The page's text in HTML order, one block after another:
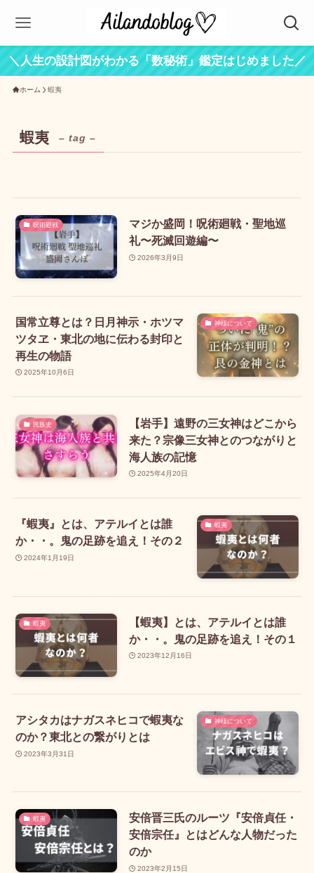
＼人生の設計図がわかる「数秘術」鑑定はじめました／
ホーム 蝦夷
蝦夷 – tag –
呪術廻戦
マジか盛岡！呪術廻戦・聖地巡
礼〜死滅回遊編〜
2026年3月9日
神様について
国常立尊とは？日月神示・ホツマ
ツタヱ・東北の地に伝わる封印と
再生の物語
2025年10月6日
民族史
【岩手】遠野の三女神はどこから
来た？宗像三女神とのつながりと
海人族の記憶
2025年4月20日
蝦夷
『蝦夷』とは、アテルイとは誰
か・・。鬼の足跡を追え！その２
2024年1月19日
蝦夷
【蝦夷】とは、アテルイとは誰
か・・。鬼の足跡を追え！その１
2023年12月16日
神様について
アシタカはナガスネヒコで蝦夷な
のか？東北との繋がりとは
2023年3月31日
蝦夷
安倍晋三氏のルーツ『安倍貞任・
安倍宗任』とはどんな人物だった
のか
2023年2月15日